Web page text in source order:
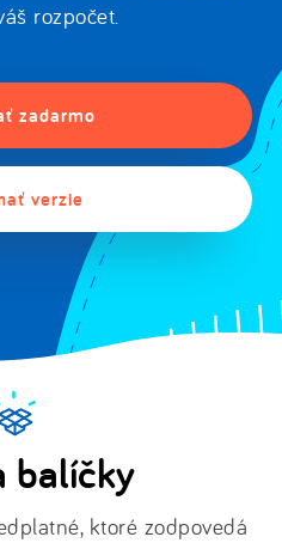
rozpočet.
zadarmo
verzie
balíčky
ktoré zodpovedá